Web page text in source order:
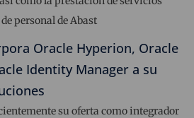
personal de Abast
Oracle Hyperion, Oracle
Identity Manager a su
su oferta como integrador